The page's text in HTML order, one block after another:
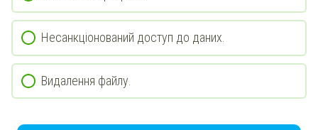
Несанкціонований доступ до даних.
Видалення файлу.